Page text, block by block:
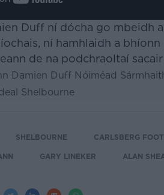
Duff ní dócha go mbeidh
ní hamhlaidh a bhíonn
de na podchraoltaí
Damien Duff Nóiméad
Shelbourne
SHELBOURNE CARLSBERG
GARY LINEKER ALAN